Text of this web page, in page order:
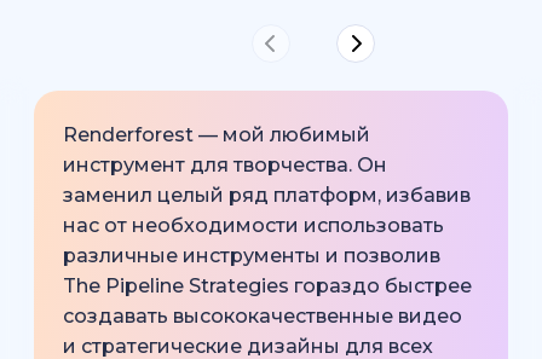
Renderforest — мой любимый
инструмент для творчества. Он
заменил целый ряд платформ, избавив
нас от необходимости использовать
различные инструменты и позволив
The Pipeline Strategies гораздо быстрее
создавать высококачественные видео
и стратегические дизайны для всех